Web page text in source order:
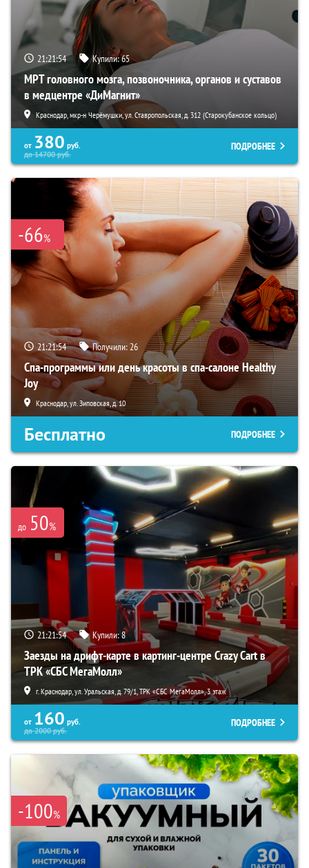
21:21:52 Купили:65
МРТ головного мозга, позвоночника, органов и суставов
в медцентре «ДиМагнит»
Краснодар, мкр-н Черёмушки, ул. Ставропольская, д. 312 (Старокубанское кольцо)
от 380 руб.
до14700руб.
ПОДРОБНЕЕ
-66%
21:21:52 Получили:26
Спа-программы или день красоты в спа-салоне Healthy
Joy
Краснодар, ул. Зиповская, д. 10
Бесплатно ПОДРОБНЕЕ
до 50%
21:21:52 Купили:8
Заезды на дрифт-карте в картинг-центре Crazy Cart в
ТРК «СБС МегаМолл»
г. Краснодар, ул. Уральская, д. 79/1, ТРК «СБС МегаМолл», 3 этаж
от 160 руб.
до2000руб.
ПОДРОБНЕЕ
-100%